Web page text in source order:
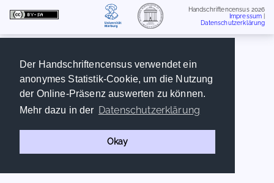
Der Handschriftencensus verwendet ein
anonymes Statistik-Cookie, um die Nutzung
der Online-Präsenz auswerten zu können.
Mehr dazu in der Datenschutzerklärung
Okay
Handschriftencensus 2026
Impressum
Datenschutzerklärung